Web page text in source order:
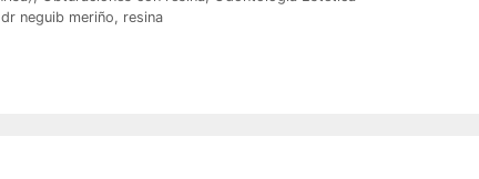
dr neguib meriño, resina